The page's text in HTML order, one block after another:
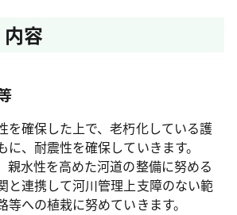
容
を確保した上で、老朽化している護
、耐震性を確保していきます。
親水性を高めた河道の整備に努める
と連携して河川管理上支障のない範
への植栽に努めていきます。